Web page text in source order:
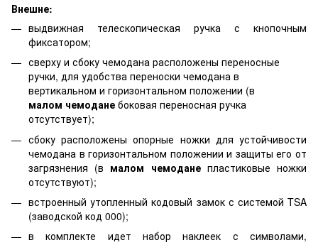
Внешне:
выдвижная телескопическая ручка с кнопочным
фиксатором;
сверху и сбоку чемодана расположены переносные
ручки, для удобства переноски чемодана в
вертикальном и горизонтальном положении (в
малом чемодане боковая переносная ручка
отсутствует);
сбоку расположены опорные ножки для устойчивости
чемодана в горизонтальном положении и защиты его от
загрязнения (в малом чемоданепластиковые ножки
отсутствуют);
встроенный утопленный кодовый замок с системой TSA
(заводской код 000);
в комплекте идет набор наклеек с символами,